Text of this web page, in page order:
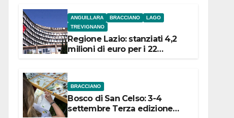
ANGUILLARA BRACCIANO
LAGO
TREVIGNANO
Regione Lazio: stanziati 4,2
milioni di euro per i 22
BRACCIANO
Bosco di San Celso: 3-4
settembre Terza edizione